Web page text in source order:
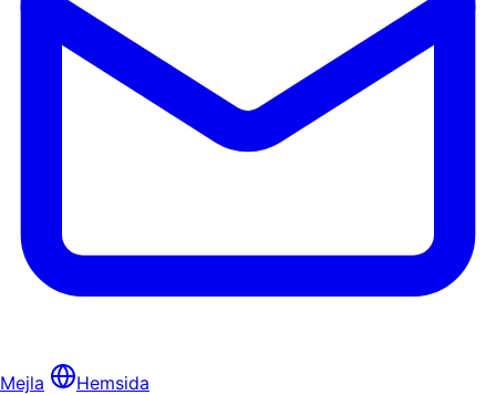
Mejla Hemsida